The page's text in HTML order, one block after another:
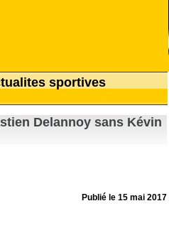
sportives
Delannoy sans Kévin
Publié le15 mai 2017